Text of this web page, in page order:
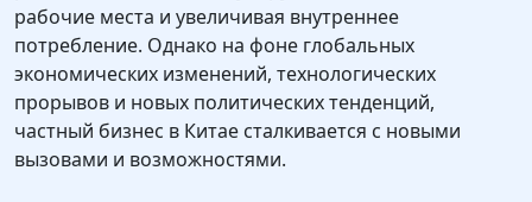
рабочие места и увеличивая внутреннее
потребление. Однако на фоне глобальных
экономических изменений, технологических
прорывов и новых политических тенденций,
частный бизнес в Китае сталкивается с новыми
вызовами и возможностями.